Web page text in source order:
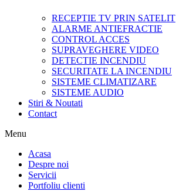
RECEPTIE TV PRIN SATELIT
ALARME ANTIEFRACTIE
CONTROL ACCES
SUPRAVEGHERE VIDEO
DETECTIE INCENDIU
SECURITATE LA INCENDIU
SISTEME CLIMATIZARE
SISTEME AUDIO
Stiri & Noutati
Contact
Menu
Acasa
Despre noi
Servicii
Portfoliu clienti